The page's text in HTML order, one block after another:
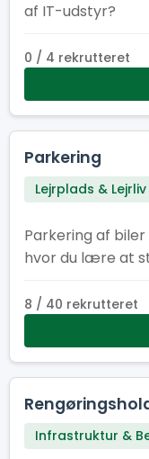
af IT-udstyr?
0 / 4 rekrutteret
Parkering
Lejrplads & Lejrliv
Parkering af
hvor du lære at
8 / 40 rekrutteret
Infrastruktur &